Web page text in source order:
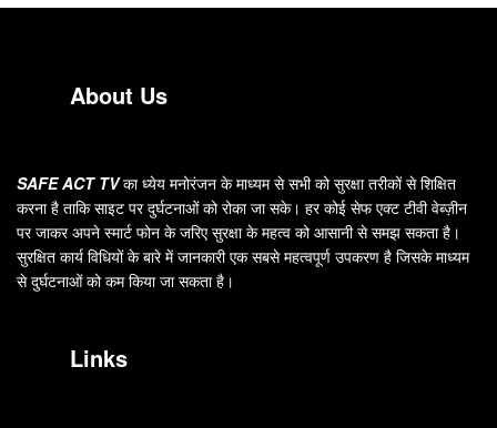
About Us
SAFE ACT TVका ध्येय मनोरंजन के माध्यम से सभी को सुरक्षा तरीकों से शिक्षित
करना है ताकि साइट पर दुर्घटनाओं को रोका जा सके। हर कोई सेफ एक्ट टीवी वेब्ज़ीन
पर जाकर अपने स्मार्ट फोन के जरिए सुरक्षा के महत्व को आसानी से समझ सकता है।
सुरक्षित कार्य विधियों के बारे में जानकारी एक सबसे महत्वपूर्ण उपकरण है जिसके माध्यम
से दुर्घटनाओं को कम किया जा सकता है।
Links